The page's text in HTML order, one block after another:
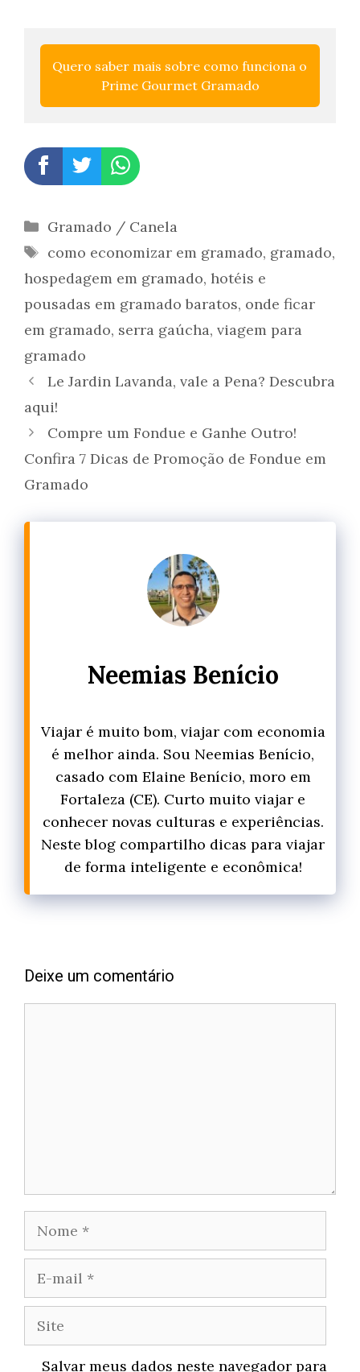
Quero saber mais sobre como funciona o
Prime Gourmet Gramado
Categorias
Gramado / Canela
Tags
como economizar em gramado, gramado,
hospedagem em gramado, hotéis e
pousadas em gramado baratos, onde ficar
em gramado, serra gaúcha, viagem para
gramado
Le Jardin Lavanda, vale a Pena? Descubra
aqui!
Compre um Fondue e Ganhe Outro!
Confira 7 Dicas de Promoção de Fondue em
Gramado
Neemias Benício
Viajar é muito bom, viajar com economia
é melhor ainda. Sou Neemias Benício,
casado com Elaine Benício, moro em
Fortaleza (CE). Curto muito viajar e
conhecer novas culturas e experiências.
Neste blog compartilho dicas para viajar
de forma inteligente e econômica!
Deixe um comentário
Nome
E-
mail
Site
Salvar meus dados neste navegador para